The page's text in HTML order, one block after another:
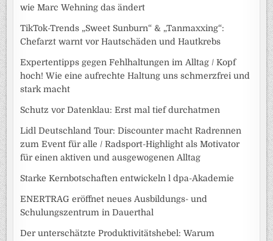
wie Marc Wehning das ändert
TikTok-Trends „Sweet Sunburn“ & „Tanmaxxing“:
Chefarzt warnt vor Hautschäden und Hautkrebs
Expertentipps gegen Fehlhaltungen im Alltag / Kopf
hoch! Wie eine aufrechte Haltung uns schmerzfrei und
stark macht
Schutz vor Datenklau: Erst mal tief durchatmen
Lidl Deutschland Tour: Discounter macht Radrennen
zum Event für alle / Radsport-Highlight als Motivator
für einen aktiven und ausgewogenen Alltag
Starke Kernbotschaften entwickeln l dpa-Akademie
ENERTRAG eröffnet neues Ausbildungs- und
Schulungszentrum in Dauerthal
Der unterschätzte Produktivitätshebel: Warum